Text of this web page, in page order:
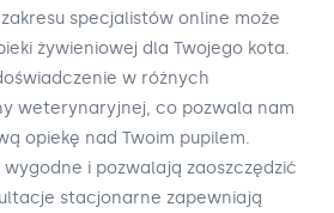
specjalistów online może
żywieniowej dla Twojego kota.
w różnych
weterynaryjnej, co pozwala nam
opiekę nad Twoim pupilem.
i pozwalają zaoszczędzić
stacjonarne zapewniają